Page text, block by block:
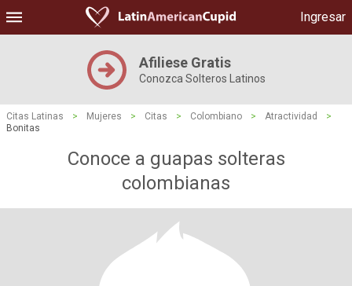
Ingresar
Afiliese Gratis
Conozca Solteros Latinos
Citas Latinas > Mujeres > Citas > Colombiano > Atractividad
>
Bonitas
Conoce a guapas solteras
colombianas